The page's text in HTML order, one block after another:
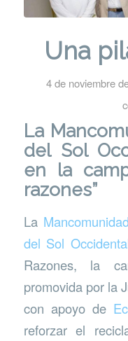
Una
4 de noviembre
La
del Sol
en la
razones”
La
del Sol
Razones, la
promovida por la
con apoyo de
reforzar el